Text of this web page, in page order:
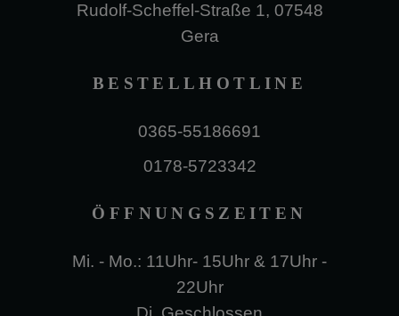
Rudolf-Scheffel-Straße 1, 07548
Gera
BESTELLHOTLINE
0365-55186691
0178-5723342
ÖFFNUNGSZEITEN
Mi. - Mo.: 11Uhr- 15Uhr & 17Uhr -
22Uhr